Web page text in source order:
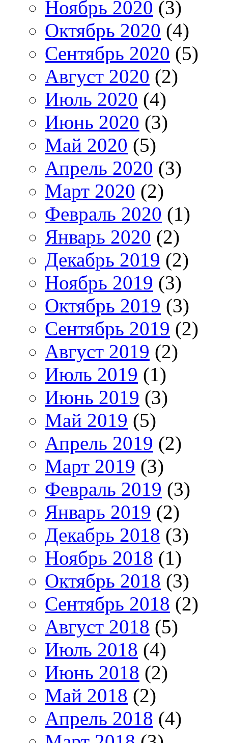
Ноябрь 2020 (3)
Октябрь 2020 (4)
Сентябрь 2020 (5)
Август 2020 (2)
Июль 2020 (4)
Июнь 2020 (3)
Май 2020 (5)
Апрель 2020 (3)
Март 2020 (2)
Февраль 2020 (1)
Январь 2020 (2)
Декабрь 2019 (2)
Ноябрь 2019 (3)
Октябрь 2019 (3)
Сентябрь 2019 (2)
Август 2019 (2)
Июль 2019 (1)
Июнь 2019 (3)
Май 2019 (5)
Апрель 2019 (2)
Март 2019 (3)
Февраль 2019 (3)
Январь 2019 (2)
Декабрь 2018 (3)
Ноябрь 2018 (1)
Октябрь 2018 (3)
Сентябрь 2018 (2)
Август 2018 (5)
Июль 2018 (4)
Июнь 2018 (2)
Май 2018 (2)
Апрель 2018 (4)